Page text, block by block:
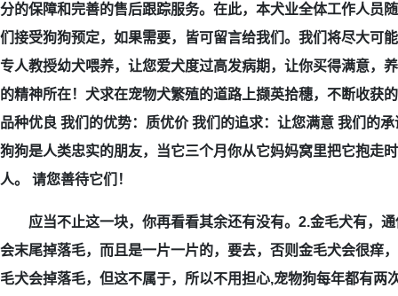
分的保障和完善的售后跟踪服务。在此，本犬业全体工作人员
们接受狗狗预定，如果需要，皆可留言给我们。我们将尽大可
专人教授幼犬喂养，让您爱犬度过高发病期，让你买得满意，
的精神所在！犬求在宠物犬繁殖的道路上撷英拾穗，不断收获
品种优良 我们的优势：质优价 我们的追求：让您满意 我们的
狗狗是人类忠实的朋友，当它三个月你从它妈妈窝里把它抱走
人。 请您善待它们！
应当不止这一块，你再看看其余还有没有。2.金毛犬有，通
会末尾掉落毛，而且是一片一片的，要去，否则金毛犬会很痒
毛犬会掉落毛，但这不属于，所以不用担心,宠物狗每年都有两